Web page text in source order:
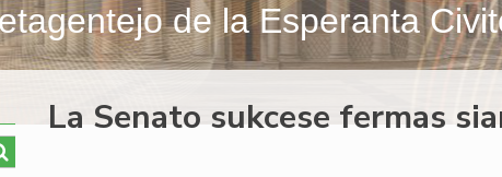
de la Esperanta
La Senato sukcese fermas